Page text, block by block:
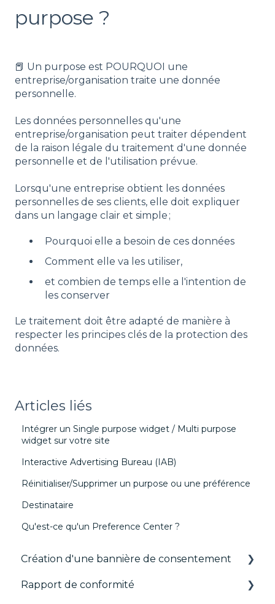
purpose ?
📕 Un purpose est POURQUOI une
entreprise/organisation traite une donnée
personnelle.
Les données personnelles qu'une
entreprise/organisation peut traiter dépendent
de la raison légale du traitement d'une donnée
personnelle et de l'utilisation prévue.
Lorsqu'une entreprise obtient les données
personnelles de ses clients, elle doit expliquer
dans un langage clair et simple ;
Pourquoi elle a besoin de ces données
Comment elle va les utiliser,
et combien de temps elle a l'intention de
les conserver
Le traitement doit être adapté de manière à
respecter les principes clés de la protection des
données.
Articles liés
Intégrer un Single purpose widget / Multi purpose
widget sur votre site
Interactive Advertising Bureau (IAB)
Réinitialiser/Supprimer un purpose ou une préférence
Destinataire
Qu'est-ce qu'un Preference Center ?
Création d'une bannière de consentement
Les fondamentaux
Rapport de conformité